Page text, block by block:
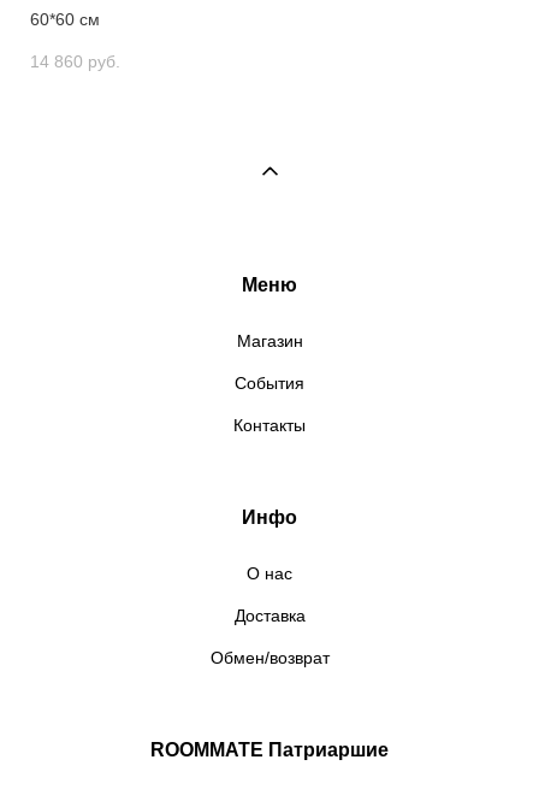
60*60 см
14 860 pуб.
Меню
Магазин
События
Контакты
Инфо
О нас
Доставка
Обмен/возврат
ROOMMATE Патриаршие